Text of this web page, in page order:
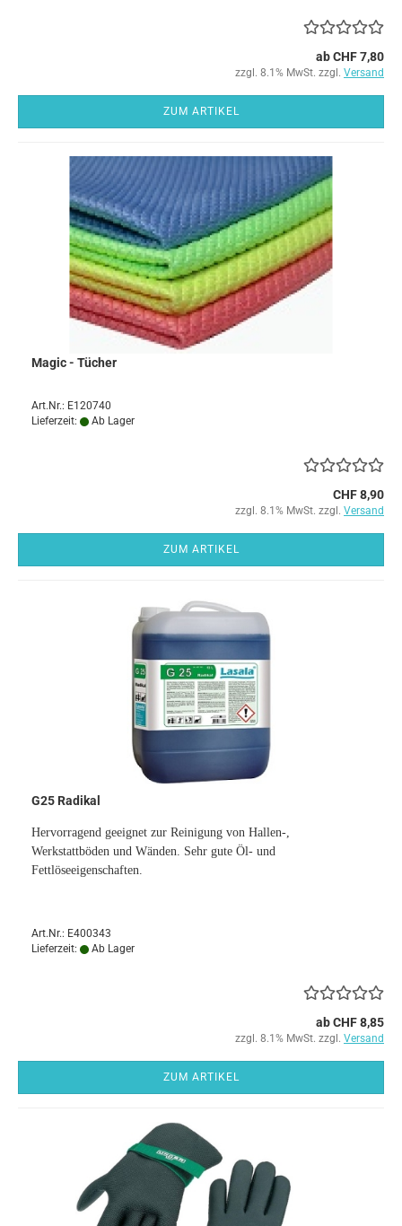
ab CHF 7,80
zzgl. 8.1% MwSt. zzgl. Versand
ZUM ARTIKEL
Magic - Tücher
Art.Nr.: E120740
Lieferzeit:
Ab Lager
CHF 8,90
zzgl. 8.1% MwSt. zzgl. Versand
ZUM ARTIKEL
G25 Radikal
Hervorragend geeignet zur Reinigung von Hallen-,
Werkstattböden und Wänden. Sehr gute Öl- und
Fettlöseeigenschaften.
Art.Nr.: E400343
Lieferzeit:
Ab Lager
ab CHF 8,85
zzgl. 8.1% MwSt. zzgl. Versand
ZUM ARTIKEL